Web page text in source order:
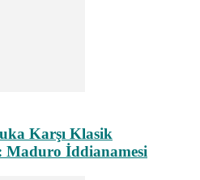
Karşı Klasik
Maduro İddianamesi